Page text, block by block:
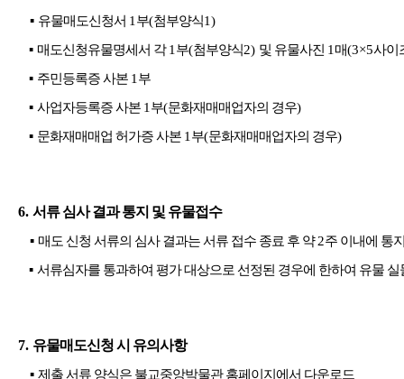
▪ 유물매도신청서 1 부(첨부양식1)
▪ 매도신청유물명세서 각1 부(첨부양식2) 및 유물사진 1매(3×5사이
▪ 주민등록증 사본 1 부
▪ 사업자등록증 사본 1 부(문화재매매업자의 경우)
▪ 문화재매매업 허가증 사본 1 부(문화재매매업자의 경우)
6. 서류 심사 결과 통지 및 유물접수
▪매도 신청 서류의 심사 결과는 서류 접수 종료 후 약2주 이내에 통
▪ 서류심자를 통과하여 평가 대상으로 선정된 경우에 한하여 유물 실
7. 유물매도신청 시 유의사항
▪제출 서류 양식은 불교중앙박물관 홈페이지에서 다운로드